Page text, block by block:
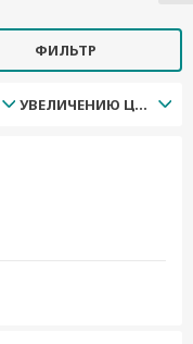
ФИЛЬТР
УВЕЛИЧЕНИЮ ЦЕНЫ